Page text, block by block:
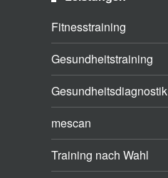
Fitnesstraining
Gesundheitstraining
Gesundheitsdiagnostik
mescan
Training nach Wahl